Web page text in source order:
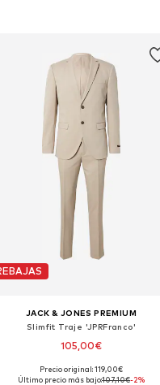
JACK & JONES PREMIUM
Slimfit Traje 'JPRFranco'
105,00€
+10
Tallas disponibles: 46, 48, 52, 54
Precio original: 119,00€
Último precio más bajo:107,10€-2%